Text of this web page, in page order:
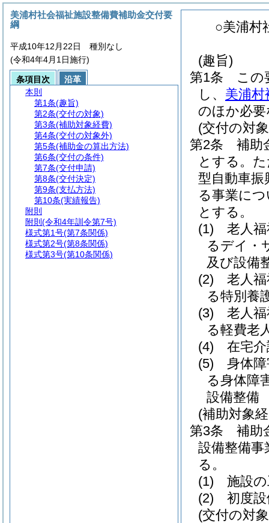
○美浦村
(趣旨)
第1条
この
し、 美浦村
のほか必
(交付の対
第2条
補助
とする。
型自動車振
る事業に
とする。
(1)
老人
るデイ・
及び設備
(2)
老人
る特別養
(3)
老人
る軽費老
(4)
在宅
(5)
身体
る身体障
設備整備
(補助対象
第3条
補助
設備整備
る。
(1)
施設
(2)
初度
(交付の対
美浦村社会福祉施設整備費補助金交付要
綱
平成10年12月22日 種別なし
(令和4年4月1日施行)
条項目次
沿革
本則
第1条(趣旨)
第2条(交付の対象)
第3条(補助対象経費)
第4条(交付の対象外)
第5条(補助金の算出方法)
第6条(交付の条件)
第7条(交付申請)
第8条(交付決定)
第9条(支払方法)
第10条(実績報告)
附則
附則 (令和4年訓令第7号)
様式第1号(第7条関係)
様式第2号(第8条関係)
様式第3号(第10条関係)